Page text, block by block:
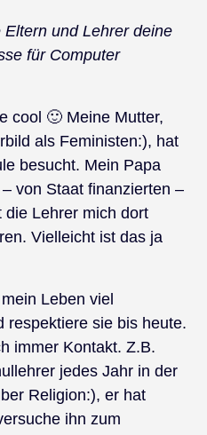
Eltern und Lehrer deine
für Computer
cool 🙂 Meine Mutter,
als Feministen:), hat
besucht. Mein Papa
von Staat finanzierten –
die Lehrer mich dort
Vielleicht ist das ja
Leben viel
respektiere sie bis heute.
immer Kontakt. Z.B.
jedes Jahr in der
Religion:), er hat
ihn zum